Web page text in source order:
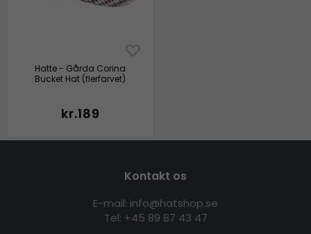
Hatte - Gårda Corina
Bucket Hat (flerfarvet)
kr.189
Kontakt os
E-mail: info@hatshop.se
Tel: +45 89 87 43 47